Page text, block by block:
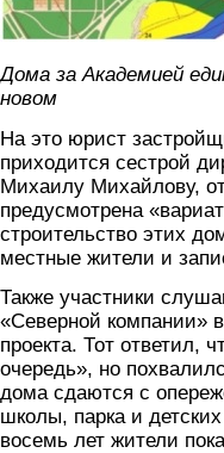
Дома за Академией
новом
На это юрист
приходится сестрой
Михаилу Михайлову,
предусмотрена
строительство этих
местные жители и
Также участники
«Северной компании»
проекта. Тот ответил,
очередь», но
дома сдаются с
школы, парка и
восемь лет жители